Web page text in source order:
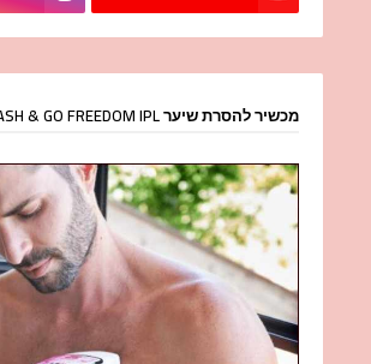
מכשיר להסרת שיער SILKN FLASH & GO FREEDOM IPL